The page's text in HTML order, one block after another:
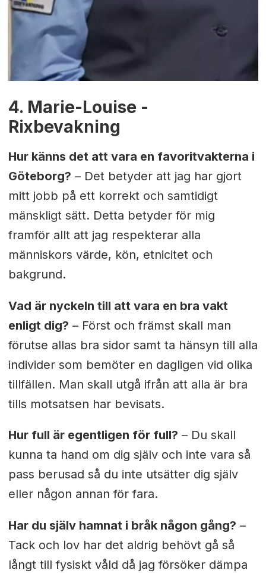
4. Marie-Louise -
Rixbevakning
Hur känns det att vara en favoritvakterna i
Göteborg? – Det betyder att jag har gjort
mitt jobb på ett korrekt och samtidigt
mänskligt sätt. Detta betyder för mig
framför allt att jag respekterar alla
människors värde, kön, etnicitet och
bakgrund.
Vad är nyckeln till att vara en bra vakt
enligt dig? – Först och främst skall man
förutse allas bra sidor samt ta hänsyn till alla
individer som bemöter en dagligen vid olika
tillfällen. Man skall utgå ifrån att alla är bra
tills motsatsen har bevisats.
Hur full är egentligen för full? – Du skall
kunna ta hand om dig själv och inte vara så
pass berusad så du inte utsätter dig själv
eller någon annan för fara.
Har du själv hamnat i bråk någon gång? –
Tack och lov har det aldrig behövt gå så
långt till fysiskt våld då jag försöker dämpa